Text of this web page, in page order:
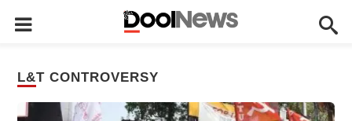
L&T CONTROVERSY